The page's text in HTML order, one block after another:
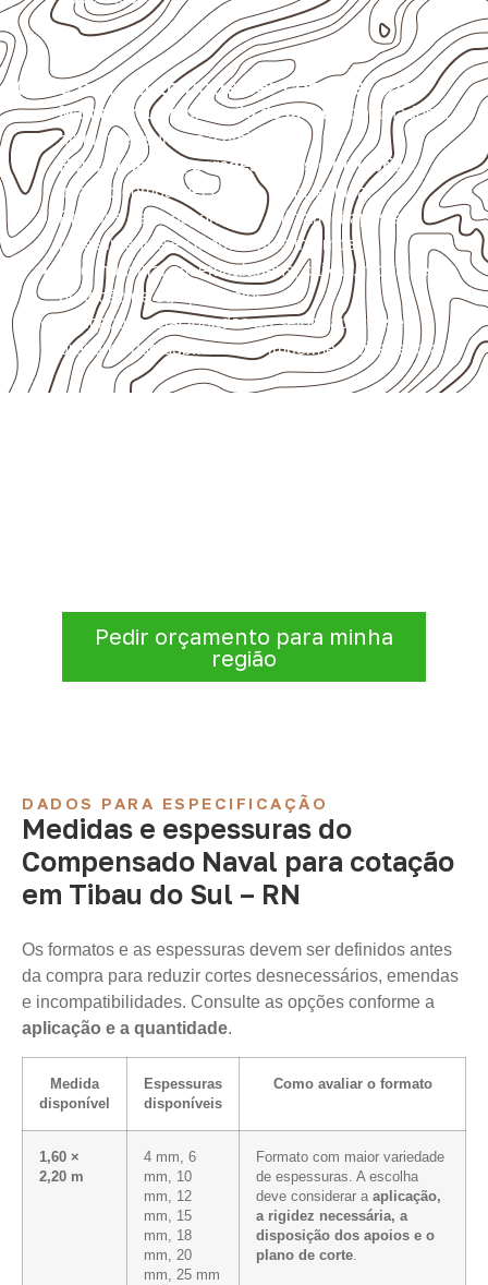
Onde o produto pode ser considerado
Marcenaria e fabricação de móveis
destinados a
ambientes sujeitos à umidade.
Revestimentos, paredes, pisos e divisórias ,
quando compatíveis com a ficha técnica.
Projetos de transporte que utilizam chapas em
revestimentos e componentes internos.
Uso industrial em embalagens, caixas, montagem e
proteção de equipamentos.
Aplicações relacionadas ao setor náutico, sem
presumir uso submerso ou impermeabilidade total.
Pedir orçamento para minha
região
DADOS PARA ESPECIFICAÇÃO
Medidas e espessuras do
Compensado Naval para cotação
em Tibau do Sul – RN
Os formatos e as espessuras devem ser definidos antes
da compra para reduzir cortes desnecessários, emendas
e incompatibilidades. Consulte as opções conforme a
aplicação e a quantidade.
Medida
disponível
Espessuras
disponíveis
Como avaliar o formato
1,60 ×
2,20 m
4 mm, 6
mm, 10
mm, 12
mm, 15
mm, 18
mm, 20
mm, 25 mm
Formato com maior variedade
de espessuras. A escolha
deve considerar a aplicação,
a rigidez necessária, a
disposição dos apoios e o
plano de corte.